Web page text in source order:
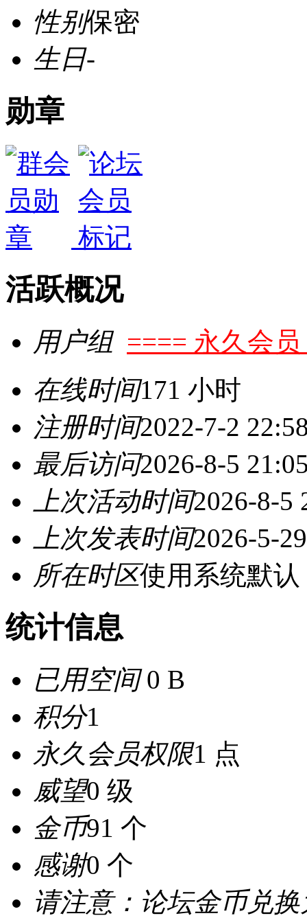
性别保密
生日-
勋章
活跃概况
用户组 ==== 永久会员
在线时间171 小时
注册时间2022-7-2
最后访问2026-8-5
上次活动时间2026-8-5
上次发表时间2026-5-
所在时区使用系统默认
统计信息
已用空间0 B
积分1
永久会员权限1 点
威望0 级
金币91 个
感谢0 个
请注意：论坛金币兑